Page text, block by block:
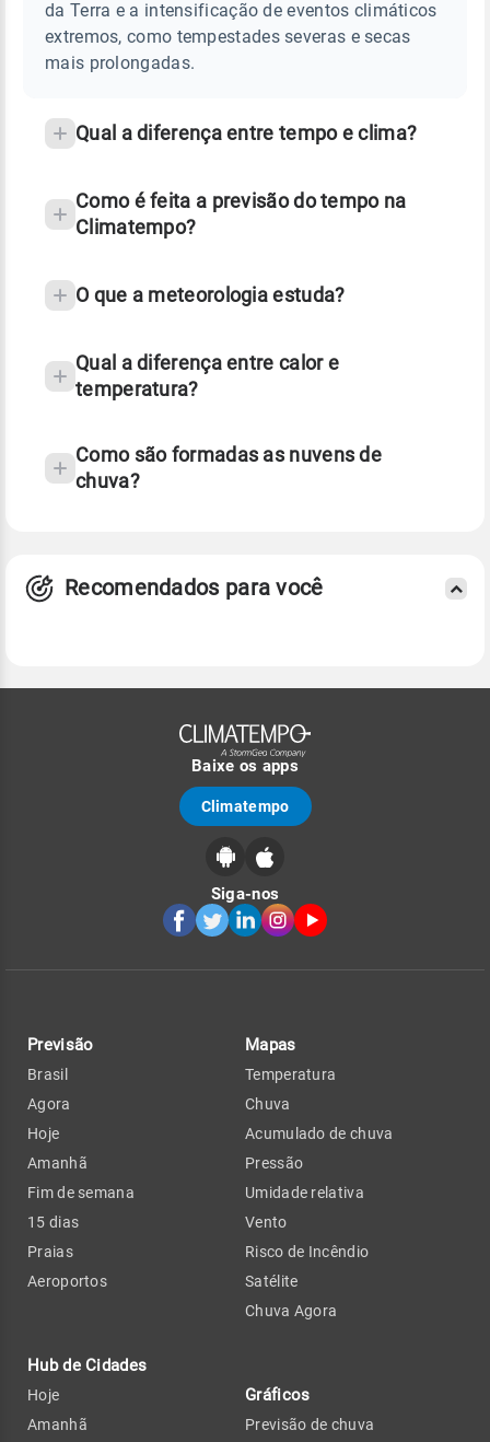
da Terra e a intensificação de eventos climáticos
extremos, como tempestades severas e secas
mais prolongadas.
Qual a diferença entre tempo e clima?
tempo
Como é feita a previsão do tempo na
Climatempo?
previsão do tempo
O que a meteorologia estuda?
meteorologia
Qual a diferença entre calor e
temperatura?
Temperatura
temperatura do ar
Como são formadas as nuvens de
chuva?
Recomendados para você
Baixe os apps
Climatempo
Siga-nos
Previsão
Brasil
Agora
Hoje
Amanhã
Fim de semana
15 dias
Praias
Aeroportos
Hub de Cidades
Hoje
Amanhã
Mapas
Temperatura
Chuva
Acumulado de chuva
Pressão
Umidade relativa
Vento
Risco de Incêndio
Satélite
Chuva Agora
Gráficos
Previsão de chuva